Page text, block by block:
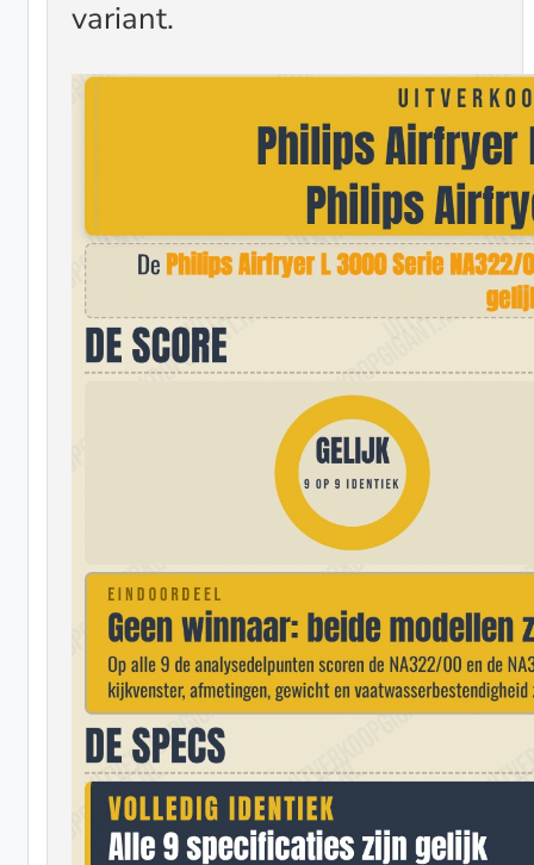
variant.